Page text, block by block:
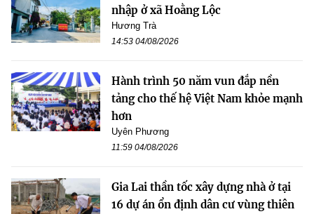
nhập ở xã Hoằng Lộc
Hương Trà
14:53 04/08/2026
Hành trình 50 năm vun đắp nền
tảng cho thế hệ Việt Nam khỏe mạnh
hơn
Uyên Phương
11:59 04/08/2026
Gia Lai thần tốc xây dựng nhà ở tại
16 dự án ổn định dân cư vùng thiên